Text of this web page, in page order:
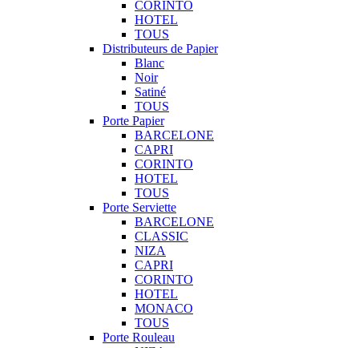
CORINTO
HOTEL
TOUS
Distributeurs de Papier
Blanc
Noir
Satiné
TOUS
Porte Papier
BARCELONE
CAPRI
CORINTO
HOTEL
TOUS
Porte Serviette
BARCELONE
CLASSIC
NIZA
CAPRI
CORINTO
HOTEL
MONACO
TOUS
Porte Rouleau